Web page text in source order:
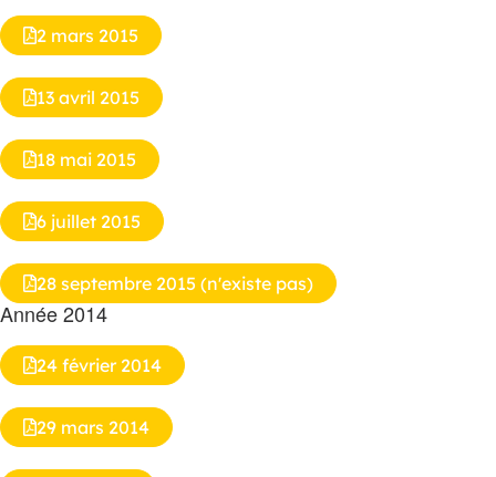
2 mars 2015
13 avril 2015
18 mai 2015
6 juillet 2015
28 septembre 2015 (n'existe pas)
Année 2014
24 février 2014
29 mars 2014